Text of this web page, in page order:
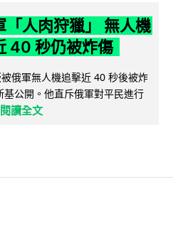
人肉狩獵」 無人機
40 秒仍被炸傷
俄軍無人機追擊近 40 秒後被炸
公開。他直斥俄軍對平民進行
閱讀全文